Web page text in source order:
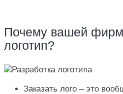
Почему вашей
логотип?
Заказать лого – это